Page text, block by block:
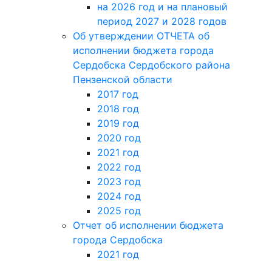
на 2026 год и на плановый
период 2027 и 2028 годов
Об утверждении ОТЧЕТА об
исполнении бюджета города
Сердобска Сердобского района
Пензенской области
2017 год
2018 год
2019 год
2020 год
2021 год
2022 год
2023 год
2024 год
2025 год
Отчет об исполнении бюджета
города Сердобска
2021 год